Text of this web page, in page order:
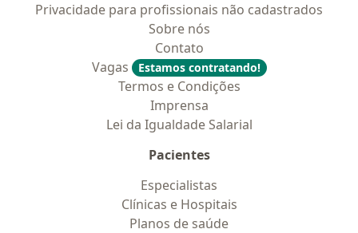
Privacidade para profissionais não cadastrados
Sobre nós
Contato
Vagas
Estamos contratando!
Termos e Condições
Imprensa
Lei da Igualdade Salarial
Pacientes
Especialistas
Clínicas e Hospitais
Planos de saúde